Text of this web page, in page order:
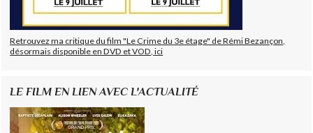
Retrouvez ma critique du film "Le Crime du 3e étage" de Rémi Bezançon,
désormais disponible en DVD et VOD, ici
LE FILM EN LIEN AVEC L'ACTUALITÉ